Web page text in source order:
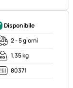
Disponibile
2 - 5 giorni
1,35 kg
80371